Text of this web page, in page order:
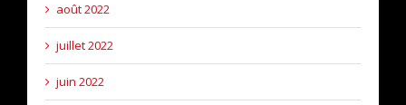
août 2022
juillet 2022
juin 2022